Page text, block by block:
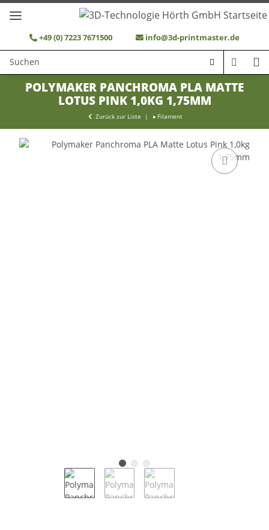
+49 (0) 7223 7671500 info@3d-printmaster.de
POLYMAKER PANCHROMA PLA MATTE
LOTUS PINK 1,0KG 1,75MM
Zurück zur Liste Filament